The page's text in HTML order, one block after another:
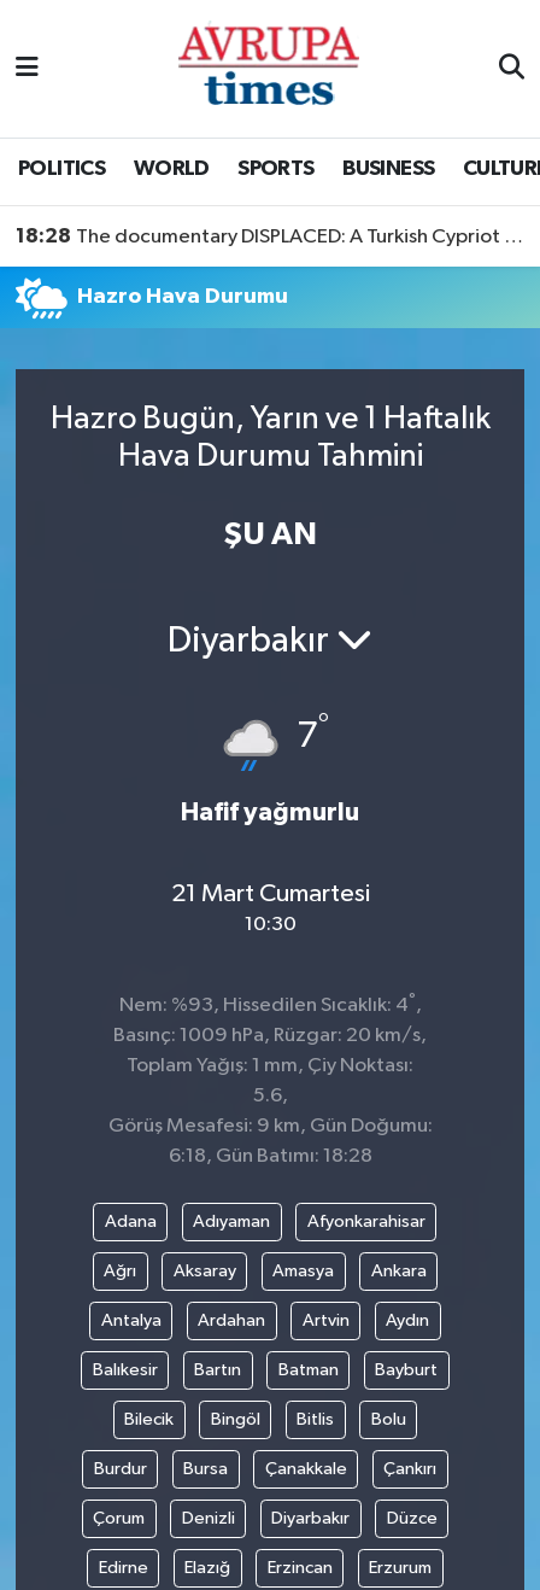
POLITICS WORLD SPORTS BUSINESS
18:28 The documentary DISPLACED: A Turkish Cypriot Story is now available to watch
Hazro Hava Durumu
Hazro Bugün, Yarın ve 1 Haftalık
Hava Durumu Tahmini
ŞU AN
Diyarbakır
7°
Hafif yağmurlu
21 Mart Cumartesi
10:30
Nem: %93, Hissedilen Sıcaklık: 4° ,
Basınç: 1009 hPa, Rüzgar: 20 km/s,
Toplam Yağış: 1 mm, Çiy Noktası:
5.6,
Görüş Mesafesi: 9 km, Gün Doğumu:
6:18, Gün Batımı: 18:28
Adana Adıyaman Afyonkarahisar
Ağrı Aksaray Amasya Ankara
Antalya Ardahan Artvin Aydın
Balıkesir Bartın Batman Bayburt
Bilecik Bingöl Bitlis Bolu
Burdur Bursa Çanakkale Çankırı
Çorum Denizli Diyarbakır Düzce
Edirne Elazığ Erzincan Erzurum
Nöbetçi Eczaneler
Son Dakika Haberleri